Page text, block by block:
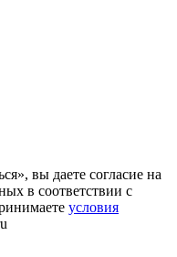
вы даете согласие на
в соответствии с
условия